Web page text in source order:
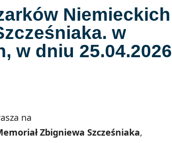
Niemieckich
w
w dniu 25.04.2026
na
Zbigniewa Szcześniaka,